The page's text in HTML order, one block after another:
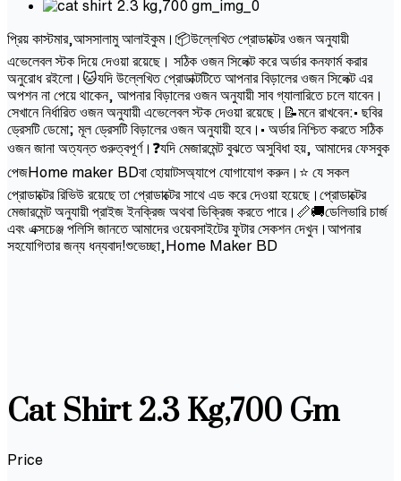
প্রিয় কাস্টমার,আসসালামু আলাইকুম।📦উল্লেখিত প্রোডাক্টের ওজন অনুযায়ী
এভেলেবল স্টক দিয়ে দেওয়া রয়েছে। সঠিক ওজন সিলেক্ট করে অর্ডার কনফার্ম করার
অনুরোধ রইলো।🐱যদি উল্লেখিত প্রোডাক্টটিতে আপনার বিড়ালের ওজন সিলেক্ট এর
অপশন না পেয়ে থাকেন, আপনার বিড়ালের ওজন অনুযায়ী সাব গ্যালারিতে চলে যাবেন।
সেখানে নির্ধারিত ওজন অনুযায়ী এভেলেবল স্টক দেওয়া রয়েছে।📝মনে রাখবেন:• ছবির
ড্রেসটি ডেমো; মূল ড্রেসটি বিড়ালের ওজন অনুযায়ী হবে।• অর্ডার নিশ্চিত করতে সঠিক
ওজন জানা অত্যন্ত গুরুত্বপূর্ণ।❓যদি মেজারমেন্ট বুঝতে অসুবিধা হয়, আমাদের ফেসবুক
পেজHome maker BDবা হোয়াটসঅ্যাপে যোগাযোগ করুন।⭐ যে সকল
প্রোডাক্টের রিভিউ রয়েছে তা প্রোডাক্টের সাথে এড করে দেওয়া হয়েছে।প্রোডাক্টের
মেজারমেন্ট অনুযায়ী প্রাইজ ইনক্রিজ অথবা ডিক্রিজ করতে পারে।📏🚚ডেলিভারি চার্জ
এবং এক্সচেঞ্জ পলিসি জানতে আমাদের ওয়েবসাইটের ফুটার সেকশন দেখুন।আপনার
সহযোগিতার জন্য ধন্যবাদ!শুভেচ্ছা,Home Maker BD
Cat Shirt 2.3 Kg,700 Gm
Price